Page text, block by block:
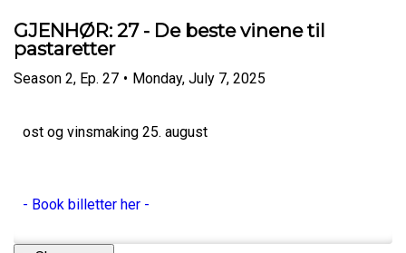
GJENHØR: 27 - De beste vinene til
pastaretter
Season 2, Ep. 27 • Monday, July 7, 2025
ost og vinsmaking 25. august
- Book billetter her -